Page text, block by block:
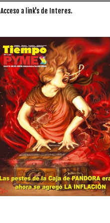
a link's de Interes.